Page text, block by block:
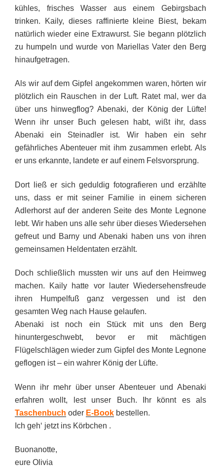
kühles, frisches Wasser aus einem Gebirgsbach
trinken. Kaily, dieses raffinierte kleine Biest, bekam
natürlich wieder eine Extrawurst. Sie begann plötzlich
zu humpeln und wurde von Mariellas Vater den Berg
hinaufgetragen.
Als wir auf dem Gipfel angekommen waren, hörten wir
plötzlich ein Rauschen in der Luft. Ratet mal, wer da
über uns hinwegflog? Abenaki, der König der Lüfte!
Wenn ihr unser Buch gelesen habt, wißt ihr, dass
Abenaki ein Steinadler ist. Wir haben ein sehr
gefährliches Abenteuer mit ihm zusammen erlebt. Als
er uns erkannte, landete er auf einem Felsvorsprung.
Dort ließ er sich geduldig fotografieren und erzählte
uns, dass er mit seiner Familie in einem sicheren
Adlerhorst auf der anderen Seite des Monte Legnone
lebt. Wir haben uns alle sehr über dieses Wiedersehen
gefreut und Barny und Abenaki haben uns von ihren
gemeinsamen Heldentaten erzählt.
Doch schließlich mussten wir uns auf den Heimweg
machen. Kaily hatte vor lauter Wiedersehensfreude
ihren Humpelfuß ganz vergessen und ist den
gesamten Weg nach Hause gelaufen.
Abenaki ist noch ein Stück mit uns den Berg
hinuntergeschwebt, bevor er mit mächtigen
Flügelschlägen wieder zum Gipfel des Monte Legnone
geflogen ist – ein wahrer König der Lüfte.
Wenn ihr mehr über unser Abenteuer und Abenaki
erfahren wollt, lest unser Buch. Ihr könnt es als
Taschenbuch oder E-Book bestellen.
Ich geh‘ jetzt ins Körbchen .
Buonanotte,
eure Olivia